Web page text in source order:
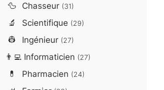
🦆 Chasseur (31)
🔬 Scientifique (29)
👷 Ingénieur (27)
👨‍💻Informaticien (27)
💊 Pharmacien (24)